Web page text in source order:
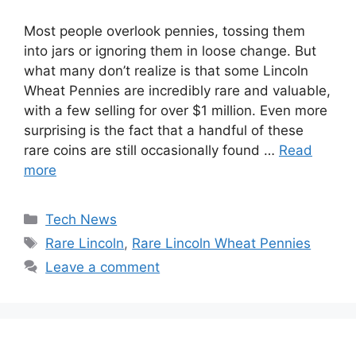
Most people overlook pennies, tossing them
into jars or ignoring them in loose change. But
what many don’t realize is that some Lincoln
Wheat Pennies are incredibly rare and valuable,
with a few selling for over $1 million. Even more
surprising is the fact that a handful of these
rare coins are still occasionally found … Read
more
Categories
Tech News
Tags
Rare Lincoln, Rare Lincoln Wheat Pennies
Leave a comment